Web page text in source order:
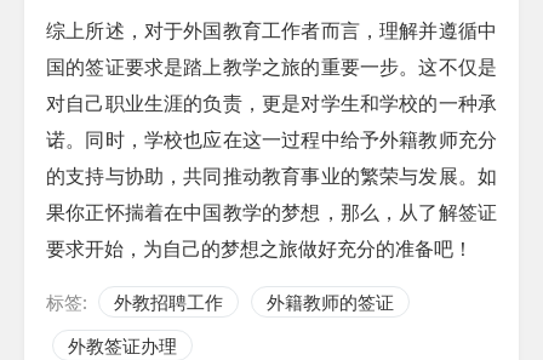
综上所述，对于外国教育工作者而言，理解并遵循中
国的签证要求是踏上教学之旅的重要一步。这不仅是
对自己职业生涯的负责，更是对学生和学校的一种承
诺。同时，学校也应在这一过程中给予外籍教师充分
的支持与协助，共同推动教育事业的繁荣与发展。如
果你正怀揣着在中国教学的梦想，那么，从了解签证
要求开始，为自己的梦想之旅做好充分的准备吧！
标签: 外教招聘工作
外籍教师的签证
外教签证办理